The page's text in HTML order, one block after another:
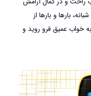
بارها و بارها از
خواب عمیق فرو روید و
اتاقتان چشم